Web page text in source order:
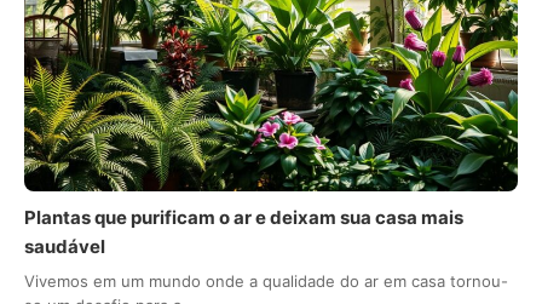
Plantas que purificam o ar e deixam sua casa mais
saudável
Vivemos em um mundo onde a qualidade do ar em casa tornou-